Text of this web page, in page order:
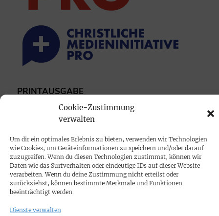
Cookie-Zustimmung
verwalten
Um dir ein optimales Erlebnis zu bieten, verwenden wir Technologien
wie Cookies, um Geräteinformationen zu speichern und/oder darauf
zuzugreifen. Wenn du diesen Technologien zustimmst, können wir
Daten wie das Surfverhalten oder eindeutige IDs auf dieser Website
verarbeiten. Wenn du deine Zustimmung nicht erteilst oder
zurückziehst, können bestimmte Merkmale und Funktionen
beeinträchtigt werden.
Dienste verwalten
PRINTAUSGABE
Mediadaten
PROKOMPAKT
Impressum
SPENDEN
Datenschutz